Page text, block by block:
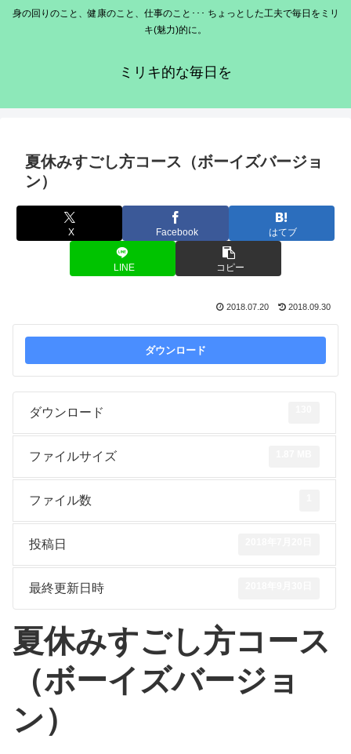
身の回りのこと、健康のこと、仕事のこと･･･ ちょっとした工夫で毎日をミリ
キ(魅力)的に。
ミリキ的な毎日を
夏休みすごし方コース（ボーイズバージョ
ン）
X Facebook はてブ
LINE コピー
2018.07.20 2018.09.30
ダウンロード
ダウンロード
ファイルサイズ
ファイル数
投稿日
最終更新日時
夏休みすごし方コース
（ボーイズバージョ
ン）